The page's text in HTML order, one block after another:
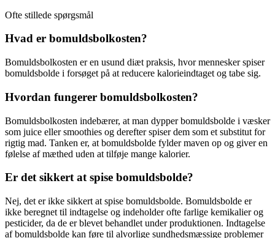
Ofte stillede spørgsmål
Hvad er bomuldsbolkosten?
Bomuldsbolkosten er en usund diæt praksis, hvor mennesker spiser
bomuldsbolde i forsøget på at reducere kalorieindtaget og tabe sig.
Hvordan fungerer bomuldsbolkosten?
Bomuldsbolkosten indebærer, at man dypper bomuldsbolde i væsker
som juice eller smoothies og derefter spiser dem som et substitut for
rigtig mad. Tanken er, at bomuldsbolde fylder maven op og giver en
følelse af mæthed uden at tilføje mange kalorier.
Er det sikkert at spise bomuldsbolde?
Nej, det er ikke sikkert at spise bomuldsbolde. Bomuldsbolde er
ikke beregnet til indtagelse og indeholder ofte farlige kemikalier og
pesticider, da de er blevet behandlet under produktionen. Indtagelse
af bomuldsbolde kan føre til alvorlige sundhedsmæssige problemer